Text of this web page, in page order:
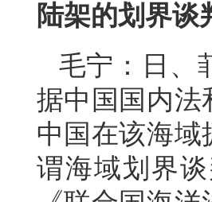
陆架的划界谈
毛宁：日、
据中国国内法
中国在该海
谓海域划界